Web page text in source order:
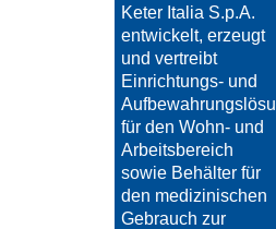
Keter Italia S.p.A.
entwickelt, erzeugt
und vertreibt
Einrichtungs- und
für den Wohn- und
Arbeitsbereich
sowie Behälter für
den medizinischen
Gebrauch zur